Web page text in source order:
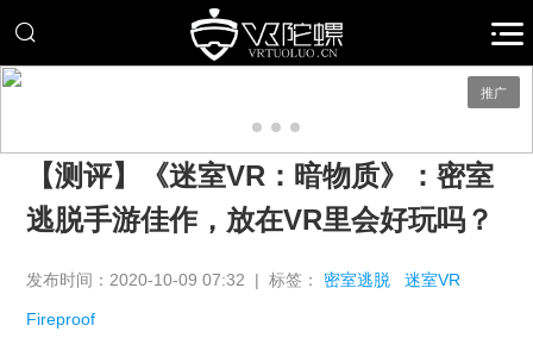
推广
【测评】《迷室VR：暗物质》：密室
逃脱手游佳作，放在VR里会好玩吗？
发布时间：2020-10-09 07:32 | 标签： 密室逃脱 迷室VR
Fireproof